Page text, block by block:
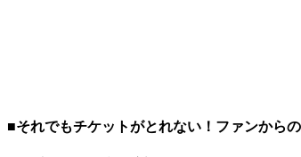
■それでもチケットがとれない！ファンから